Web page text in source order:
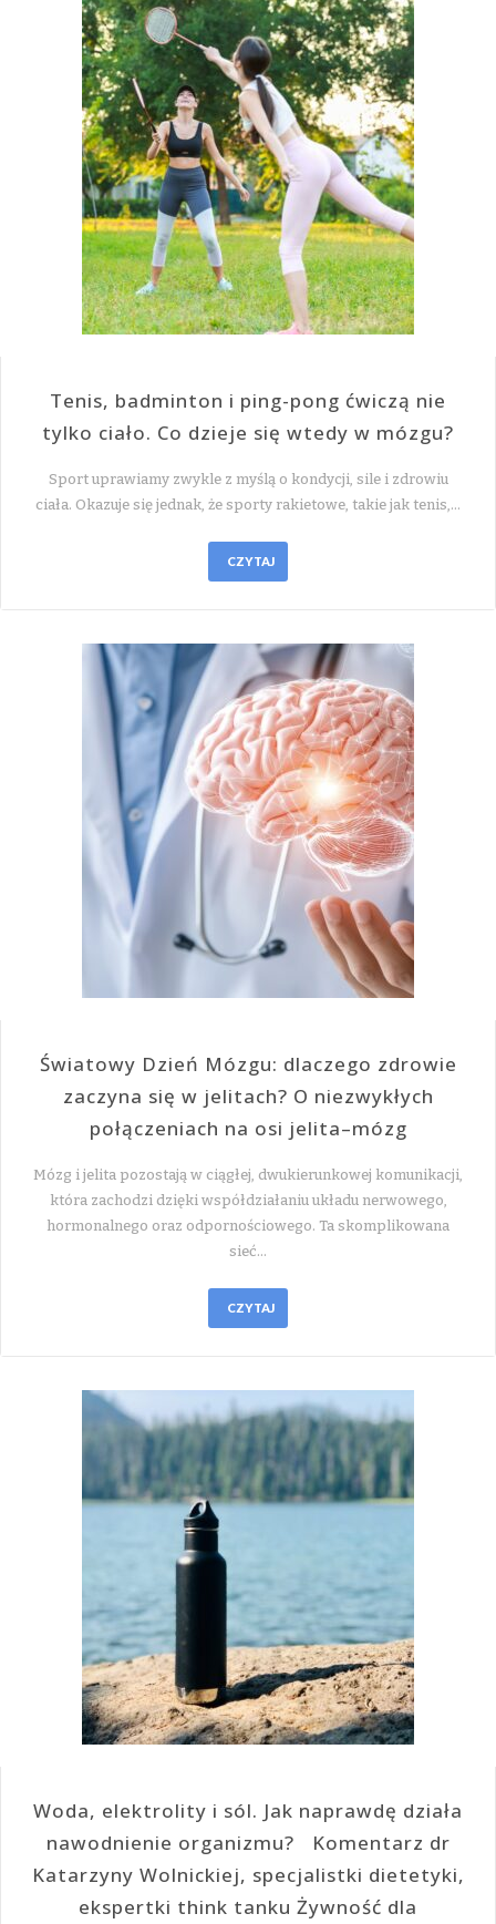
Tenis, badminton i ping-pong ćwiczą nie
tylko ciało. Co dzieje się wtedy w mózgu?
Sport uprawiamy zwykle z myślą o kondycji, sile i zdrowiu
ciała. Okazuje się jednak, że sporty rakietowe, takie jak tenis,…
CZYTAJ
Światowy Dzień Mózgu: dlaczego zdrowie
zaczyna się w jelitach? O niezwykłych
połączeniach na osi jelita–mózg
Mózg i jelita pozostają w ciągłej, dwukierunkowej komunikacji,
która zachodzi dzięki współdziałaniu układu nerwowego,
hormonalnego oraz odpornościowego. Ta skomplikowana
sieć…
CZYTAJ
Woda, elektrolity i sól. Jak naprawdę działa
nawodnienie organizmu? Komentarz dr
Katarzyny Wolnickiej, specjalistki dietetyki,
ekspertki think tanku Żywność dla